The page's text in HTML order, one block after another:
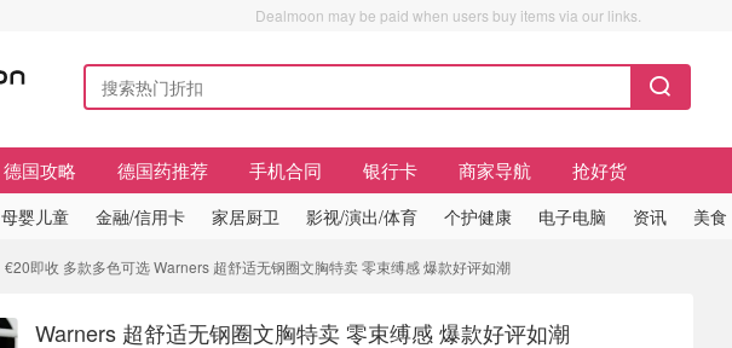
Dealmoon may be paid when users buy items via our links.
德国攻略 德国药推荐 手机合同 银行卡 商家导航 抢好货
母婴儿童 金融/信用卡 家居厨卫 影视/演出/体育 个护健康 电子电脑 资讯 美食
€20即收 多款多色可选 Warners 超舒适无钢圈文胸特卖 零束缚感 爆款好评如潮
Warners 超舒适无钢圈文胸特卖 零束缚感 爆款好评如潮